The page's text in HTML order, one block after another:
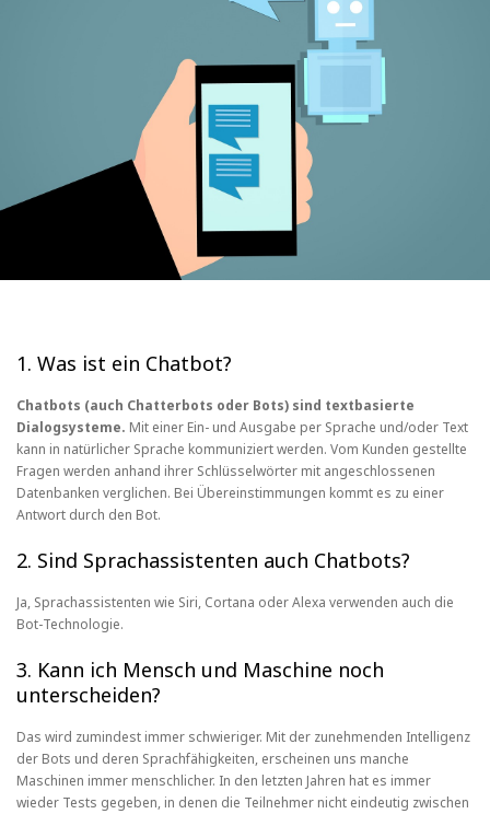
1. Was ist ein Chatbot?
Chatbots (auch Chatterbots oder Bots) sind textbasierte
Dialogsysteme. Mit einer Ein- und Ausgabe per Sprache und/oder Text
kann in natürlicher Sprache kommuniziert werden. Vom Kunden gestellte
Fragen werden anhand ihrer Schlüsselwörter mit angeschlossenen
Datenbanken verglichen. Bei Übereinstimmungen kommt es zu einer
Antwort durch den Bot.
2. Sind Sprachassistenten auch Chatbots?
Ja, Sprachassistenten wie Siri, Cortana oder Alexa verwenden auch die
Bot-Technologie.
3. Kann ich Mensch und Maschine noch
unterscheiden?
Das wird zumindest immer schwieriger. Mit der zunehmenden Intelligenz
der Bots und deren Sprachfähigkeiten, erscheinen uns manche
Maschinen immer menschlicher. In den letzten Jahren hat es immer
wieder Tests gegeben, in denen die Teilnehmer nicht eindeutig zwischen